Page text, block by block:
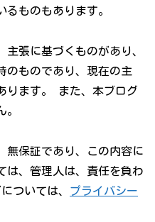
ものもあります。
張に基づくものがあり、
のものであり、現在の主
ります。 また、本ブログ
。
無保証であり、この内容に
は、管理人は、責任を負わ
ついては、 プライバシー